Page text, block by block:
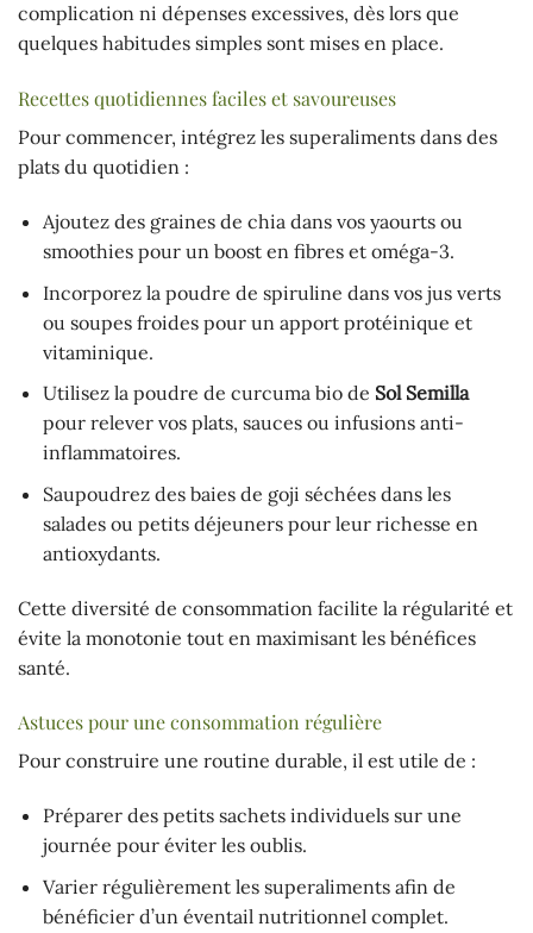
complication ni dépenses excessives, dès lors que
quelques habitudes simples sont mises en place.
Recettes quotidiennes faciles et savoureuses
Pour commencer, intégrez les superaliments dans des
plats du quotidien :
Ajoutez des graines de chia dans vos yaourts ou
smoothies pour un boost en fibres et oméga-3.
Incorporez la poudre de spiruline dans vos jus verts
ou soupes froides pour un apport protéinique et
vitaminique.
Utilisez la poudre de curcuma bio de Sol Semilla
pour relever vos plats, sauces ou infusions anti-
inflammatoires.
Saupoudrez des baies de goji séchées dans les
salades ou petits déjeuners pour leur richesse en
antioxydants.
Cette diversité de consommation facilite la régularité et
évite la monotonie tout en maximisant les bénéfices
santé.
Astuces pour une consommation régulière
Pour construire une routine durable, il est utile de :
Préparer des petits sachets individuels sur une
journée pour éviter les oublis.
Varier régulièrement les superaliments afin de
bénéficier d’un éventail nutritionnel complet.